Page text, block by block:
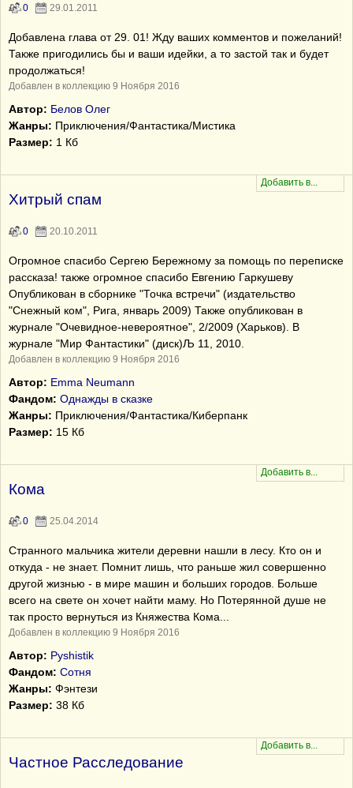
0 29.01.2011
Добавлена глава от 29. 01! Жду ваших комментов и пожеланий!
Также пригодились бы и ваши идейки, а то застой так и будет
продолжаться!
Добавлен в коллекцию 9 Ноября 2016
Автор: Белов Олег
Жанры: Приключения/Фантастика/Мистика
Размер: 1 Кб
Хитрый спам
0 20.10.2011
Огромное спасибо Сергею Бережному за помощь по переписке
рассказа! также огромное спасибо Евгению Гаркушеву
Опубликован в сборнике "Точка встречи" (издательство
"Снежный ком", Рига, январь 2009) Также опубликован в
журнале "Очевидное-невероятное", 2/2009 (Харьков). В
журнале "Мир Фантастики" (диск)Љ 11, 2010.
Добавлен в коллекцию 9 Ноября 2016
Автор: Emma Neumann
Фандом: Однажды в сказке
Жанры: Приключения/Фантастика/Киберпанк
Размер: 15 Кб
Кома
0 25.04.2014
Странного мальчика жители деревни нашли в лесу. Кто он и
откуда - не знает. Помнит лишь, что раньше жил совершенно
другой жизнью - в мире машин и больших городов. Больше
всего на свете он хочет найти маму. Но Потерянной душе не
так просто вернуться из Княжества Кома...
Добавлен в коллекцию 9 Ноября 2016
Автор: Pyshistik
Фандом: Сотня
Жанры: Фэнтези
Размер: 38 Кб
Частное Расследование